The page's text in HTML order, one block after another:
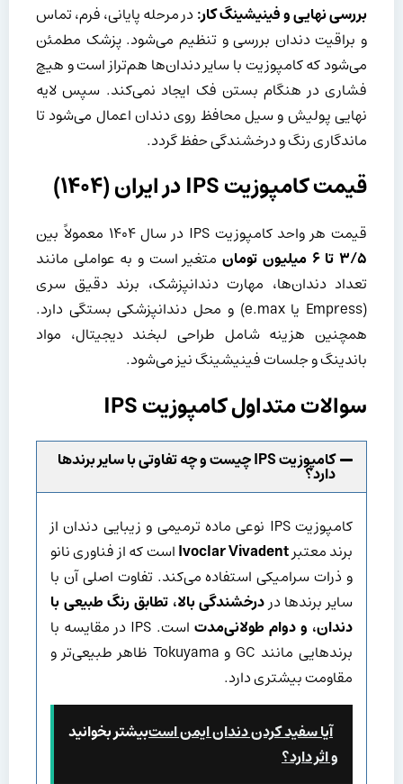
بررسی نهایی و فینیشینگ کار: در مرحله پایانی، فرم، تماس
و براقیت دندان بررسی و تنظیم می‌شود. پزشک مطمئن
می‌شود که کامپوزیت با سایر دندان‌ها هم‌تراز است و هیچ
فشاری در هنگام بستن فک ایجاد نمی‌کند. سپس لایه
نهایی پولیش و سیل محافظ روی دندان اعمال می‌شود تا
ماندگاری رنگ و درخشندگی حفظ گردد.
قیمت کامپوزیت IPS در ایران (۱۴۰۴)
قیمت هر واحد کامپوزیت IPS در سال ۱۴۰۴ معمولاً بین
۳/۵تا۶ میلیون تومانمتغیر است و به عواملی مانند
تعداد دندان‌ها، مهارت دندانپزشک، برند دقیق سری
(Empress یا e.max) و محل دندانپزشکی بستگی دارد.
همچنین هزینه شامل طراحی لبخند دیجیتال، مواد
باندینگ و جلسات فینیشینگ نیز می‌شود.
سوالات متداول کامپوزیت IPS
کامپوزیت IPS چیست و چه تفاوتی با سایر برندها
دارد؟
کامپوزیت IPS نوعی ماده ترمیمی و زیبایی دندان از
برند معتبرIvoclar Vivadentاست که از فناوری نانو
و ذرات سرامیکی استفاده می‌کند. تفاوت اصلی آن با
سایر برندها دردرخشندگی بالا، تطابق رنگ طبیعی با
دندان، و دوام طولانی‌مدت
است. IPS در مقایسه با
برندهایی مانند GC و Tokuyama ظاهر طبیعی‌تر و
مقاومت بیشتری دارد.
بیشتر بخوانیدآیا سفید کردن دندان ایمن است
و اثر دارد؟